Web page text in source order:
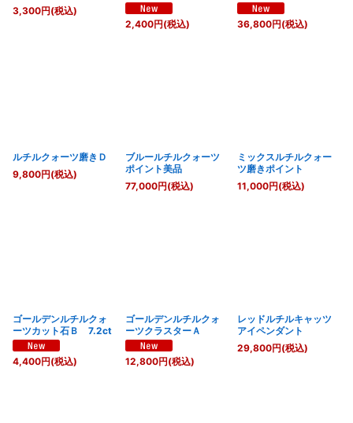
3,300円(税込)
2,400円(税込) 36,800円(税込)
ルチルクォーツ磨きＤ
9,800円(税込)
ブルールチルクォーツ
ポイント美品
77,000円(税込)
ミックスルチルクォー
ツ磨きポイント
11,000円(税込)
ゴールデンルチルクォ
ーツカット石Ｂ 7.2ct
4,400円(税込)
ゴールデンルチルクォ
ーツクラスターＡ
12,800円(税込)
レッドルチルキャッツ
アイペンダント
29,800円(税込)